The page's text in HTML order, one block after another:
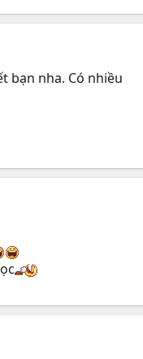
bạn nha. Có nhiều